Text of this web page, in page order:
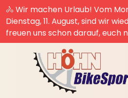
🚴 Wir machen Urlaub! Vom
Dienstag, 11. August, sind wir
freuen uns schon darauf, euch